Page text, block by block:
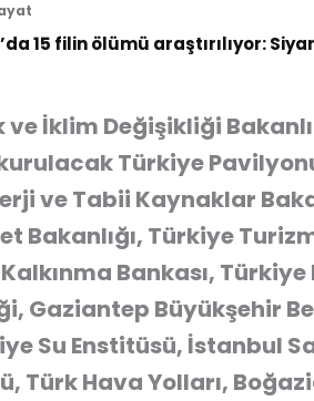
15 filin ölümü araştırılıyor:
İklim Değişikliği
kurulacak Türkiye
ve Tabii Kaynaklar
Bakanlığı, Türkiye
Bankası,
Gaziantep Büyükşehir
Su Enstitüsü, İstanbul
Türk Hava Yolları,